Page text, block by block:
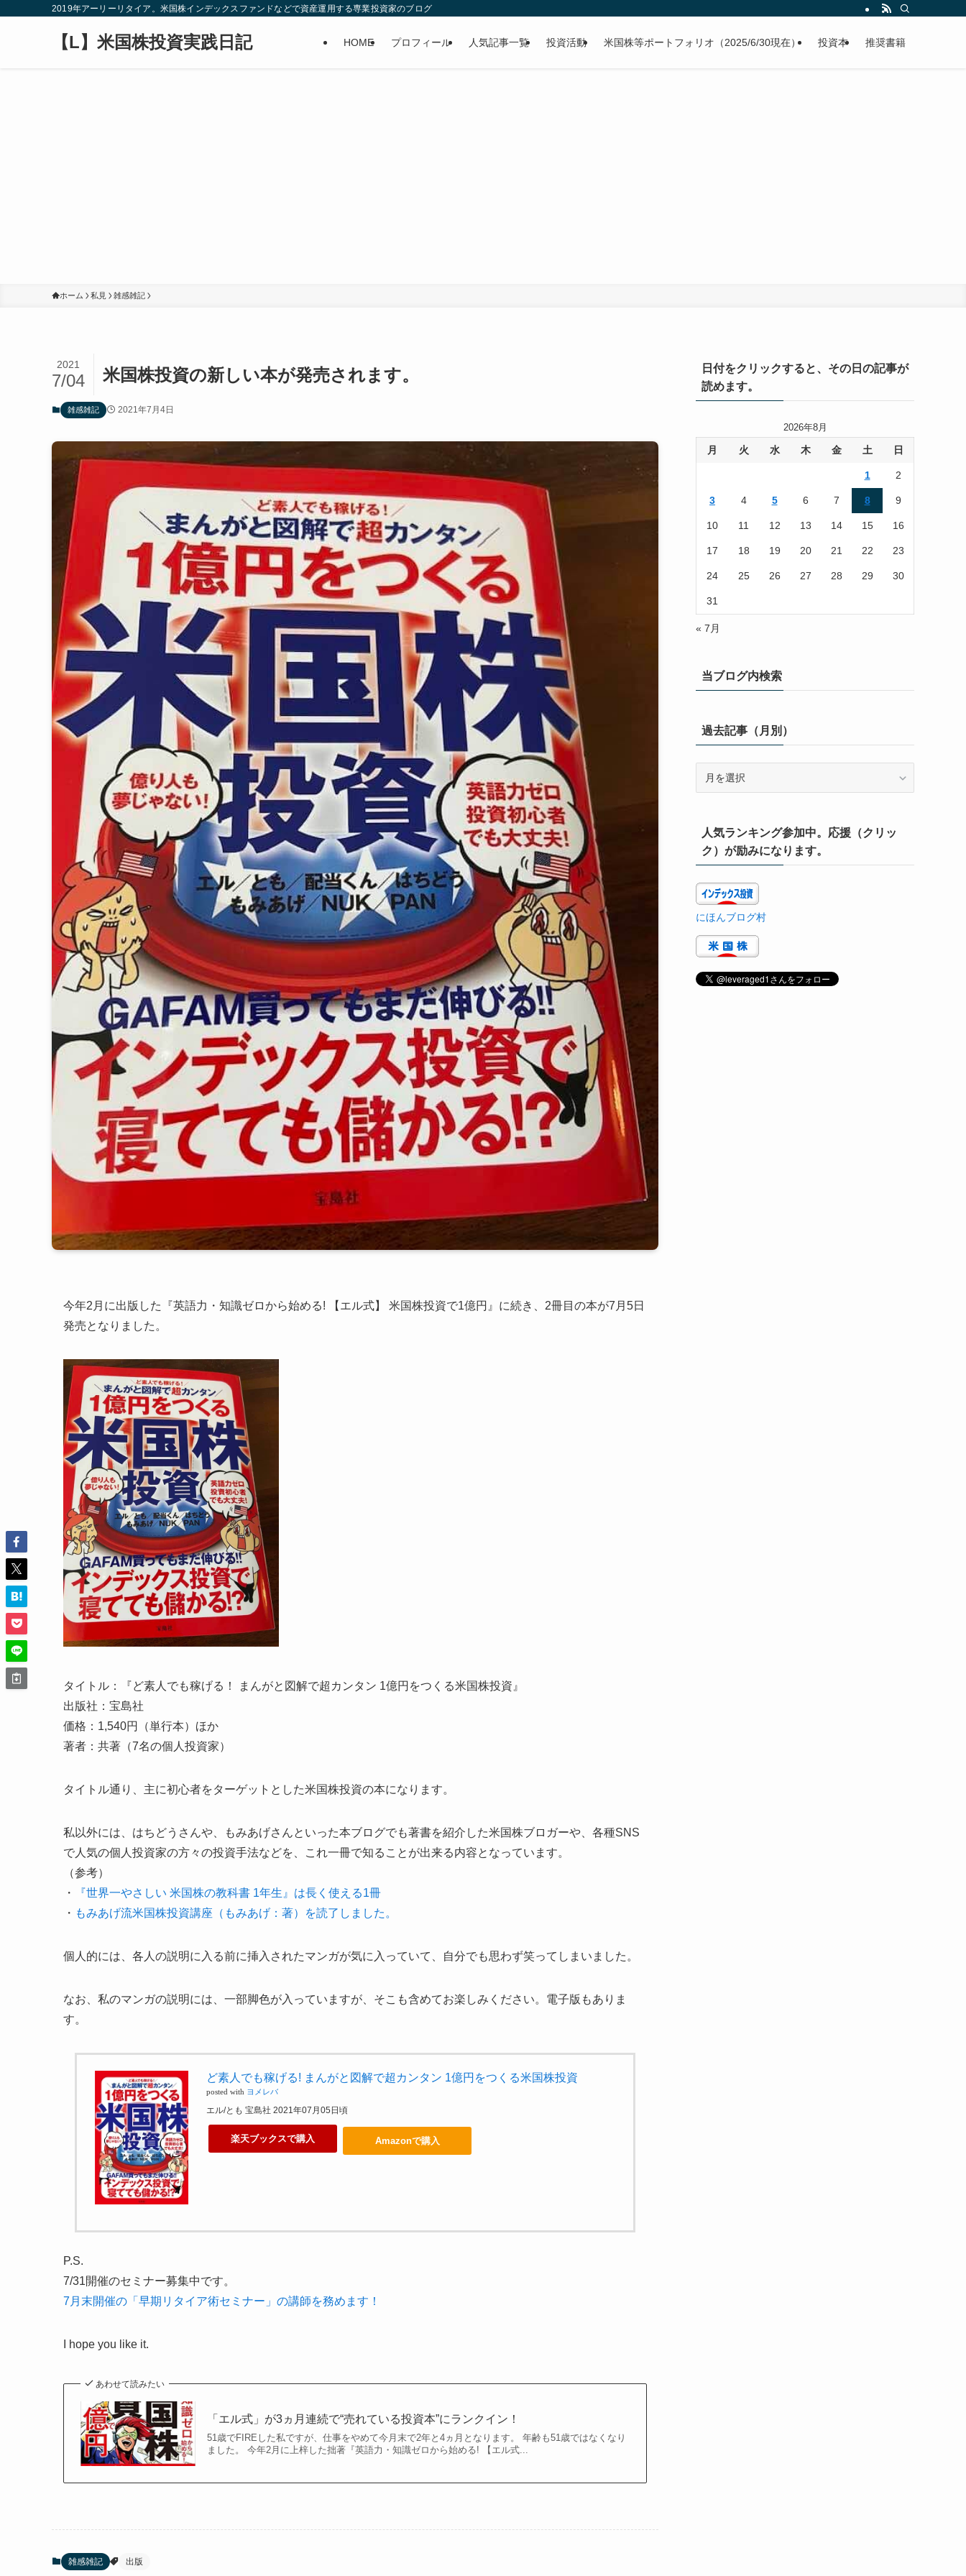
2019年アーリーリタイア。米国株インデックスファンドなどで資産運用する専業投資家のブログ
【L】米国株投資実践日記 HOME プロフィール 人気記事一覧 投資活動 米国株等ポートフォリオ（2025/6/30現在） 投資本 推奨書籍
ホーム 私見 雑感雑記
米国株投資の新しい本が発売されます。
2021
7/04
雑感雑記 2021年7月4日
今年2月に出版した『英語力・知識ゼロから始める! 【エル式】 米国株投資で1億円』に続き、2冊目の本が7月5日
発売となりました。
タイトル：『ど素人でも稼げる！ まんがと図解で超カンタン 1億円をつくる米国株投資』
出版社：宝島社
価格：1,540円（単行本）ほか
著者：共著（7名の個人投資家）
タイトル通り、主に初心者をターゲットとした米国株投資の本になります。
私以外には、はちどうさんや、もみあげさんといった本ブログでも著書を紹介した米国株ブロガーや、各種SNS
で人気の個人投資家の方々の投資手法などを、これ一冊で知ることが出来る内容となっています。
（参考）
・
『世界一やさしい 米国株の教科書 1年生』は長く使える1冊
・ もみあげ流米国株投資講座（もみあげ：著）を読了しました。
個人的には、各人の説明に入る前に挿入されたマンガが気に入っていて、自分でも思わず笑ってしまいました。
なお、私のマンガの説明には、一部脚色が入っていますが、そこも含めてお楽しみください。電子版もありま
す。
ど素人でも稼げる! まんがと図解で超カンタン 1億円をつくる米国株投資
posted with ヨメレバ
エル/とも 宝島社 2021年07月05日頃
楽天ブックスで購入 Amazonで購入
P.S.
7/31開催のセミナー募集中です。
7月末開催の「早期リタイア術セミナー」の講師を務めます！
I hope you like it.
あわせて読みたい
「エル式」が3ヵ月連続で“売れている投資本”にランクイン！
51歳でFIREした私ですが、仕事をやめて今月末で2年と4ヵ月となります。 年齢も51歳ではなくなり
ました。 今年2月に上梓した拙著『英語力・知識ゼロから始める! 【エル式...
雑感雑記 出版
日付をクリックすると、その日の記事が
読めます。
2026年8月
月 火 水 木 金 土 日
1 2
3 4 5 6 7 8 9
10 11 12 13 14 15 16
17 18 19 20 21 22 23
24 25 26 27 28 29 30
31
« 7月
当ブログ内検索
過去記事（月別）
（月
別）
人気ランキング参加中。応援（クリッ
ク）が励みになります。
にほんブログ村